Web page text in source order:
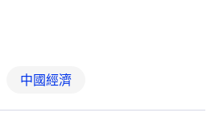
中國經濟